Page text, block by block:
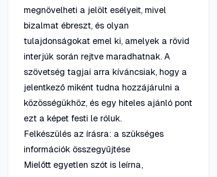
megnövelheti a jelölt esélyeit, mivel
bizalmat ébreszt, és olyan
tulajdonságokat emel ki, amelyek a rövid
interjúk során rejtve maradhatnak. A
szövetség tagjai arra kíváncsiak, hogy a
jelentkező miként tudna hozzájárulni a
közösségükhöz, és egy hiteles ajánló pont
ezt a képet festi le róluk.
Felkészülés az írásra: a szükséges
információk összegyűjtése
Mielőtt egyetlen szót is leírna,